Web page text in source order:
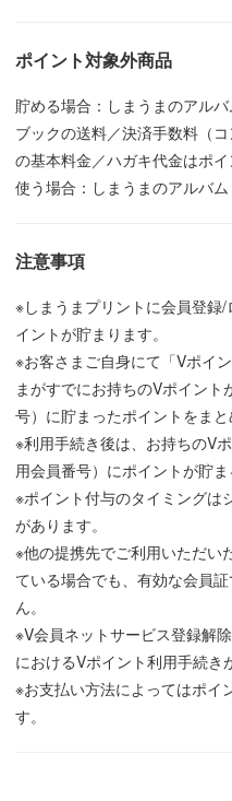
ポイント対象外商品
貯める場合：しまうまのアル
ブックの送料／決済手数料（
の基本料金／ハガキ代金はポイ
使う場合：しまうまのアルバム
注意事項
※しまうまプリントに会員登録
イントが貯まります。
※お客さまご自身にて「Vポイ
まがすでにお持ちのVポイン
号）に貯まったポイントをまと
※利用手続き後は、お持ちのV
用会員番号）にポイントが貯ま
※ポイント付与のタイミングは
があります。
※他の提携先でご利用いただい
ている場合でも、有効な会員
ん。
※V会員ネットサービス登録解
におけるVポイント利用手続き
※お支払い方法によってはポイ
す。